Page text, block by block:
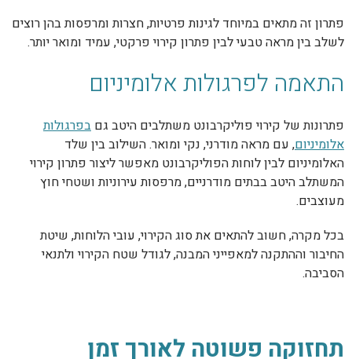
פתרון זה מתאים במיוחד לגינות פרטיות, חצרות ומרפסות בהן רוצים
לשלב בין מראה טבעי לבין פתרון קירוי פרקטי, עמיד ומואר יותר.
התאמה לפרגולות אלומיניום
פתרונות של קירוי פוליקרבונט משתלבים היטב גם בפרגולות
אלומיניום, עם מראה מודרני, נקי ומואר. השילוב בין שלד
האלומיניום לבין לוחות הפוליקרבונט מאפשר ליצור פתרון קירוי
המשתלב היטב בבתים מודרניים, מרפסות עירוניות ושטחי חוץ
מעוצבים.
בכל מקרה, חשוב להתאים את סוג הקירוי, עובי הלוחות, שיטת
החיבור וההתקנה למאפייני המבנה, לגודל שטח הקירוי ולתנאי
הסביבה.
תחזוקה פשוטה לאורך זמן